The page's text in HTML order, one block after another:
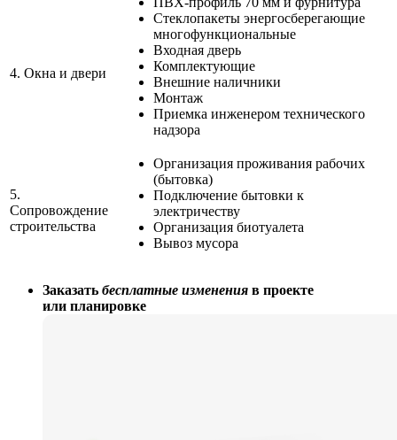
4. Окна и двери
Стеклопакеты энергосберегающие
многофункциональные
Входная дверь
Комплектующие
Внешние наличники
Монтаж
Приемка инженером технического
надзора
5.
Сопровождение
строительства
Организация проживания рабочих
(бытовка)
Подключение бытовки к
электричеству
Организация биотуалета
Вывоз мусора
Заказать бесплатные изменения в проекте
или планировке